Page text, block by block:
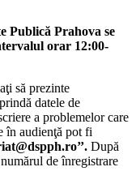
Publică Prahova se
orar 12:00-
să prezinte
datele de
a problemelor care
în audienţă pot fi
După
de înregistrare